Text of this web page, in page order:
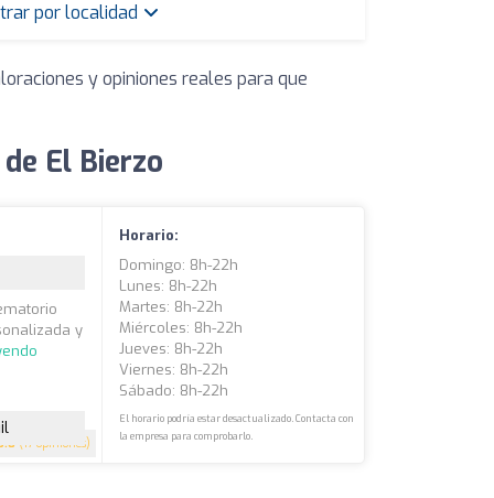
por localidad
y opiniones reales para que
El Bierzo
(17 opiniones)
y
Horario:
Domingo: 8h-22h
Lunes: 8h-22h
Martes: 8h-22h
Miércoles: 8h-22h
Jueves: 8h-22h
Viernes: 8h-22h
Sábado: 8h-22h
El horario podría estar desactualizado. Contacta con
la empresa para comprobarlo.